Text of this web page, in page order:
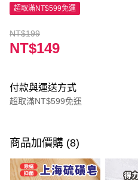
超取滿NT$599免運
NT$199
NT$149
付款與運送方式
超取滿NT$599免運
信用卡一次付款
超商取貨付款
商品加價購 (8)